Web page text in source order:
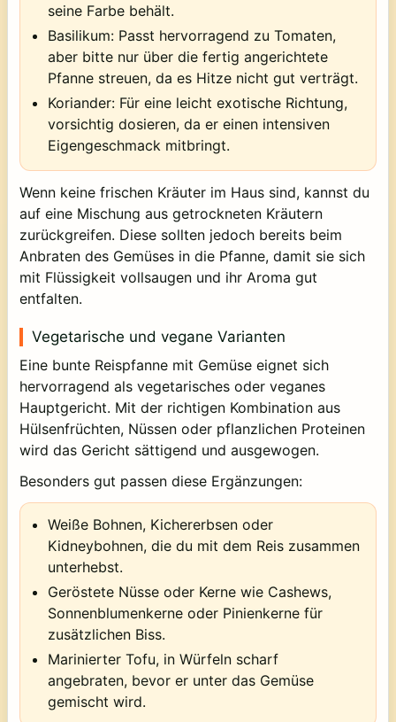
seine Farbe behält.
Basilikum: Passt hervorragend zu Tomaten,
aber bitte nur über die fertig angerichtete
Pfanne streuen, da es Hitze nicht gut verträgt.
Koriander: Für eine leicht exotische Richtung,
vorsichtig dosieren, da er einen intensiven
Eigengeschmack mitbringt.
Wenn keine frischen Kräuter im Haus sind, kannst du
auf eine Mischung aus getrockneten Kräutern
zurückgreifen. Diese sollten jedoch bereits beim
Anbraten des Gemüses in die Pfanne, damit sie sich
mit Flüssigkeit vollsaugen und ihr Aroma gut
entfalten.
Vegetarische und vegane Varianten
Eine bunte Reispfanne mit Gemüse eignet sich
hervorragend als vegetarisches oder veganes
Hauptgericht. Mit der richtigen Kombination aus
Hülsenfrüchten, Nüssen oder pflanzlichen Proteinen
wird das Gericht sättigend und ausgewogen.
Besonders gut passen diese Ergänzungen:
Weiße Bohnen, Kichererbsen oder
Kidneybohnen, die du mit dem Reis zusammen
unterhebst.
Geröstete Nüsse oder Kerne wie Cashews,
Sonnenblumenkerne oder Pinienkerne für
zusätzlichen Biss.
Marinierter Tofu, in Würfeln scharf
angebraten, bevor er unter das Gemüse
gemischt wird.